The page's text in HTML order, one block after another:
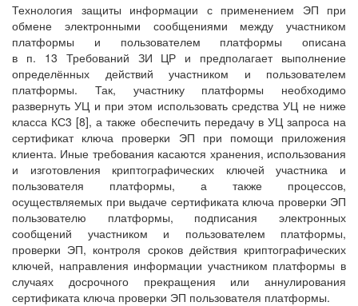
Технология защиты информации с применением ЭП при
обмене электронными сообщениями между участником
платформы и пользователем платформы описана
в п. 13 Требований ЗИ ЦР и предполагает выполнение
определённых действий участником и пользователем
платформы. Так, участнику платформы необходимо
развернуть УЦ и при этом использовать средства УЦ не ниже
класса КС3 [8], а также обеспечить передачу в УЦ запроса на
сертификат ключа проверки ЭП при помощи приложения
клиента. Иные требования касаются хранения, использования
и изготовления криптографических ключей участника и
пользователя платформы, а также процессов,
осуществляемых при выдаче сертификата ключа проверки ЭП
пользователю платформы, подписания электронных
сообщений участником и пользователем платформы,
проверки ЭП, контроля сроков действия криптографических
ключей, направления информации участником платформы в
случаях досрочного прекращения или аннулирования
сертификата ключа проверки ЭП пользователя платформы.